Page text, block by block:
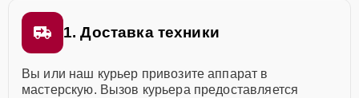
1. Доставка техники
Вы или наш курьер привозите аппарат в
мастерскую. Вызов курьера предоставляется